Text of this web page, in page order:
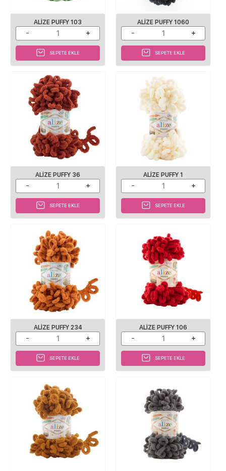
ALIZE PUFFY 103
SEPETE EKLE
ALIZE PUFFY 1060
SEPETE EKLE
ALIZE PUFFY 36
SEPETE EKLE
ALIZE PUFFY 1
SEPETE EKLE
ALIZE PUFFY 234
SEPETE EKLE
ALIZE PUFFY 106
SEPETE EKLE